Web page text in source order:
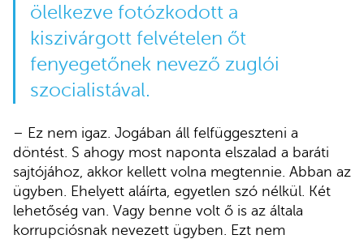
ölelkezve fotózkodott a
kiszivárgott felvételen őt
fenyegetőnek nevező zuglói
szocialistával.
– Ez nem igaz. Jogában áll felfüggeszteni a
döntést. S ahogy most naponta elszalad a baráti
sajtójához, akkor kellett volna megtennie. Abban az
ügyben. Ehelyett aláírta, egyetlen szó nélkül. Két
lehetőség van. Vagy benne volt ő is az általa
korrupciósnak nevezett ügyben. Ezt nem